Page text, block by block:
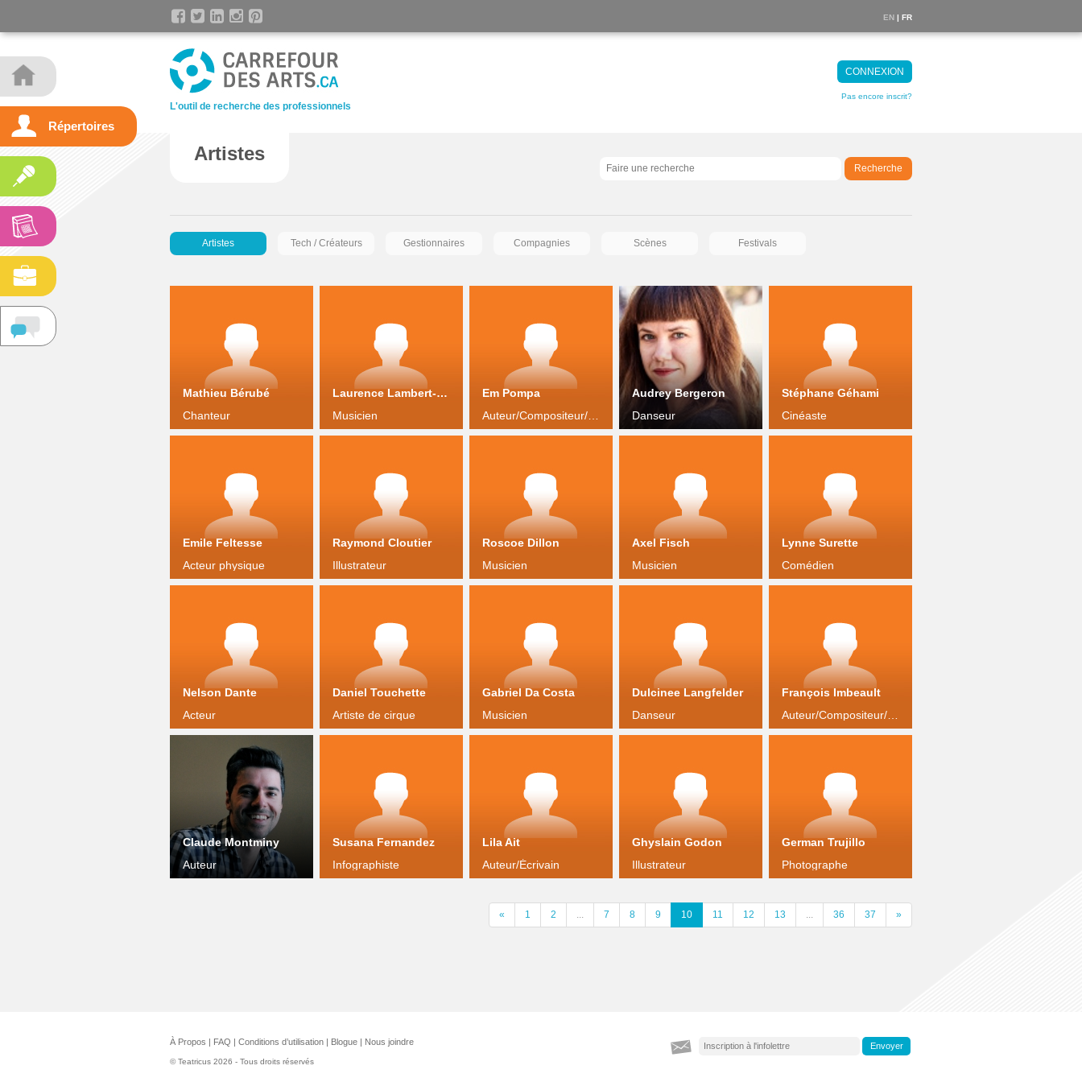
Répertoires
EN | FR
L'outil de recherche des professionnels
CONNEXION
Pas encore inscrit?
Artistes
Recherche
Artistes Tech / Créateurs Gestionnaires Compagnies Scènes Festivals
Mathieu Bérubé
Chanteur
Laurence Lambert-Chan
Musicien
Em Pompa
Audrey Bergeron
Danseur
Stéphane Géhami
Cinéaste
Emile Feltesse
Acteur physique
Raymond Cloutier
Illustrateur
Roscoe Dillon
Musicien
Axel Fisch
Musicien
Lynne Surette
Comédien
Nelson Dante
Acteur
Daniel Touchette
Artiste de cirque
Gabriel Da Costa
Musicien
Dulcinee Langfelder
Danseur
François Imbeault
Claude Montminy
Auteur
Susana Fernandez
Infographiste
Lila Ait
Auteur/Écrivain
Ghyslain Godon
Illustrateur
German Trujillo
Photographe
« 1 2 ... 7 8 9 10 11 12 13 ... 36 37 »
À Propos | FAQ | Conditions d’utilisation | Blogue | Nous joindre
© Teatricus 2026 - Tous droits réservés